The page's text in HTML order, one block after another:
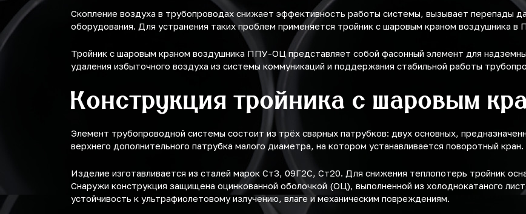
Скопление воздуха в трубопроводах снижает эффективность работы системы, вызывает перепады
оборудования. Для устранения таких проблем применяется тройник с шаровым краном воздушника
Тройник с шаровым краном воздушника ППУ-ОЦ представляет собой фасонный элемент для
удаления избыточного воздуха из системы коммуникаций и поддержания стабильной работы
Конструкция тройника с шаровым
Элемент трубопроводной системы состоит из трёх сварных патрубков: двух основных,
верхнего дополнительного патрубка малого диаметра, на котором устанавливается поворотный кран.
Изделие изготавливается из сталей марок Ст3, 09Г2С, Ст20. Для снижения теплопотерь тройник
Снаружи конструкция защищена оцинкованной оболочкой (ОЦ), выполненной из холоднокатаного
устойчивость к ультрафиолетовому излучению, влаге и механическим повреждениям.